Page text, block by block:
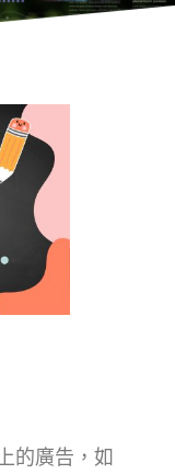
的廣告，如